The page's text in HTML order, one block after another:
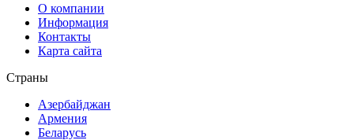
О компании
Информация
Контакты
Карта сайта
Страны
Азербайджан
Армения
Беларусь